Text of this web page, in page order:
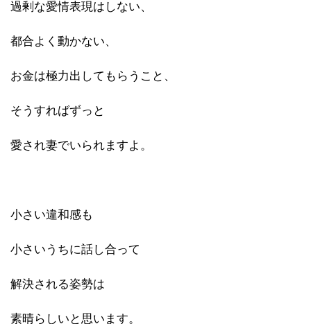
過剰な愛情表現はしない、
都合よく動かない、
お金は極力出してもらうこと、
そうすればずっと
愛され妻でいられますよ。
小さい違和感も
小さいうちに話し合って
解決される姿勢は
素晴らしいと思います。